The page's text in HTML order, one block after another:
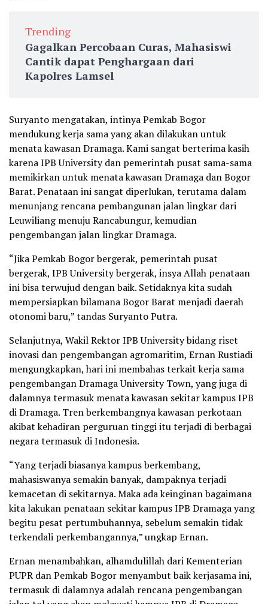
Trending
Gagalkan Percobaan Curas, Mahasiswi
Cantik dapat Penghargaan dari
Kapolres Lamsel
Suryanto mengatakan, intinya Pemkab Bogor
mendukung kerja sama yang akan dilakukan untuk
menata kawasan Dramaga. Kami sangat berterima kasih
karena IPB University dan pemerintah pusat sama-sama
memikirkan untuk menata kawasan Dramaga dan Bogor
Barat. Penataan ini sangat diperlukan, terutama dalam
menunjang rencana pembangunan jalan lingkar dari
Leuwiliang menuju Rancabungur, kemudian
pengembangan jalan lingkar Dramaga.
“Jika Pemkab Bogor bergerak, pemerintah pusat
bergerak, IPB University bergerak, insya Allah penataan
ini bisa terwujud dengan baik. Setidaknya kita sudah
mempersiapkan bilamana Bogor Barat menjadi daerah
otonomi baru,” tandas Suryanto Putra.
Selanjutnya, Wakil Rektor IPB University bidang riset
inovasi dan pengembangan agromaritim, Ernan Rustiadi
mengungkapkan, hari ini membahas terkait kerja sama
pengembangan Dramaga University Town, yang juga di
dalamnya termasuk menata kawasan sekitar kampus IPB
di Dramaga. Tren berkembangnya kawasan perkotaan
akibat kehadiran perguruan tinggi itu terjadi di berbagai
negara termasuk di Indonesia.
“Yang terjadi biasanya kampus berkembang,
mahasiswanya semakin banyak, dampaknya terjadi
kemacetan di sekitarnya. Maka ada keinginan bagaimana
kita lakukan penataan sekitar kampus IPB Dramaga yang
begitu pesat pertumbuhannya, sebelum semakin tidak
terkendali perkembangannya,” ungkap Ernan.
Ernan menambahkan, alhamdulillah dari Kementerian
PUPR dan Pemkab Bogor menyambut baik kerjasama ini,
termasuk di dalamnya adalah rencana pengembangan